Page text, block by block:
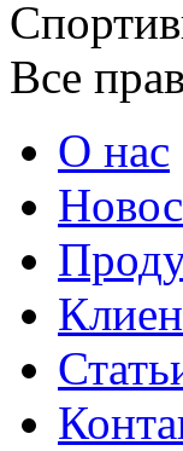
Все
О нас